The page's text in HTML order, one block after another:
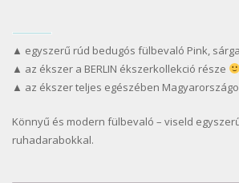
▲ egyszerű rúd bedugós fülbevaló Pink,
▲ az ékszer a BERLIN ékszerkollekció része
▲ az ékszer teljes egészében
Könnyű és modern fülbevaló – viseld
ruhadarabokkal.